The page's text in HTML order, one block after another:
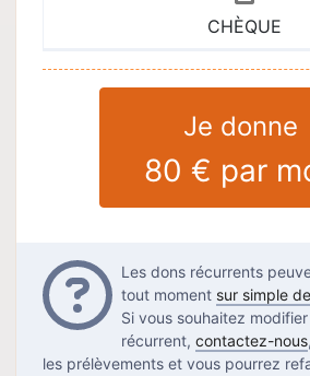
CHÈQUE
Je donne
80 € par
QuestionsLes dons récurrents
tout moment sur simple
Si vous souhaitez
récurrent, contactez-nous
les prélèvements et vous pourrez